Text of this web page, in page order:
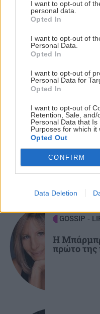
I want to opt-out of
personal data.
Opted In
I want to opt-out of
Personal Data.
Opted In
I want to opt-out of
Personal Data for
Opted In
I want to opt-out of
Retention, Sale,
Personal Data that
Purposes for which it
Opted Out
CONFIRM
Data Deletion
ΑΘΛΗΤΙΚΑ
UEFA: «Το
FIFA παραμένει σε
ΑΘΛΗΤΙΚΑ
Europa League: Η
την Μακάμπι Τελ
ΟΦΗ (βίντεο)
ΠΕΡΙΕΡΓΑ -
Βέλγιο: Ζει σε
χρόνια
Γιώργος Λιάγκας:
Ελλάδας…»
ΚΟΣΜΟΣ
Η Βουδαπέστη
και ιστορικά
ΣΧΕΣΕΙΣ
Χρήματα
χωρίς να
GOSSIP -
Η
πρώτο της